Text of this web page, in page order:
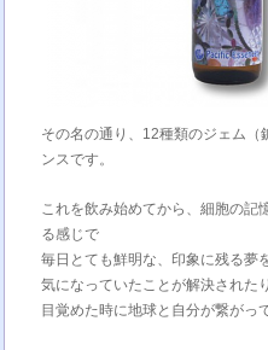
その名の通り、12種類のジェム
ンスです。
これを飲み始めてから、細胞の記
る感じで
毎日とても鮮明な、印象に残る夢
気になっていたことが解決された
目覚めた時に地球と自分が繋がっ